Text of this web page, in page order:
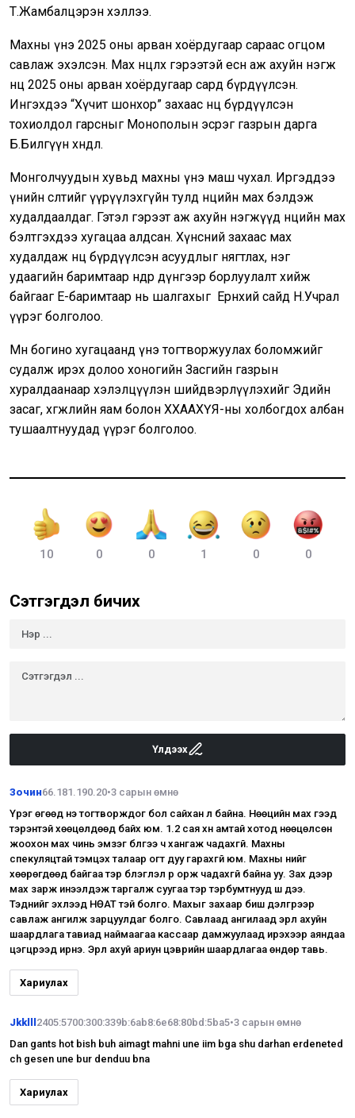
Т.Жамбалцэрэн хэллээ.
Махны үнэ 2025 оны арван хоёрдугаар сараас огцом
савлаж эхэлсэн. Мах нөөцлөх гэрээтэй есөн аж ахуйн нэгж
нөөцөө 2025 оны арван хоёрдугаар сард бүрдүүлсэн.
Ингэхдээ “Хүчит шонхор” захаас нөөцөө бүрдүүлсэн
тохиолдол гарсныг Монополын эсрэг газрын дарга
Б.Билгүүн хөндлөө.
Монголчуудын хувьд махны үнэ маш чухал. Иргэддээ
үнийн өсөлтийг үүрүүлэхгүйн тулд нөөцийн мах бэлдэж
худалдаалдаг. Гэтэл гэрээт аж ахуйн нэгжүүд нөөцийн мах
бэлтгэхдээ хугацаа алдсан. Хүнсний захаас мах
худалдаж нөөц бүрдүүлсэн асуудлыг нягтлах, нэг
удаагийн баримтаар өндөр дүнгээр борлуулалт хийж
байгааг Е-баримтаар нь шалгахыг Ерөнхий сайд Н.Учрал
үүрэг болголоо.
Мөн богино хугацаанд үнэ тогтворжуулах боломжийг
судалж ирэх долоо хоногийн Засгийн газрын
хуралдаанаар хэлэлцүүлэн шийдвэрлүүлэхийг Эдийн
засаг, хөгжлийн яам болон ХХААХҮЯ-ны холбогдох албан
тушаалтнуудад үүрэг болголоо.
10 0 0 1 0 0
Сэтгэгдэл бичих
Үлдээх
Зочин66.181.190.20•3 сарын өмнө
Үүрэг өгөөд үнэ тогтворждог бол сайхан л байна. Нөөцийн мах гээд
тэрэнтэй хөөцөлдөөд байх юм. 1.2 сая хүн амтай хотод нөөцөлсөн
жоохон мах чинь эмзэг бүлгээ ч хангаж чадахгүй. Махны
спекуляцтай тэмцэх талаар огт дуу гарахгүй юм. Махны үнийг
хөөрөгдөөд байгаа тэр бүлэглэл рүү орж чадахгүй байна уу. Зах дээр
мах зарж инээлдэж таргалж суугаа тэр тэрбумтнууд ш дээ.
Тэднийг эхлээд НӨАТ тэй болго. Махыг захаар биш дэлгүүрээр
савлаж ангилж зарцуулдаг болго. Савлаад ангилаад эрүүл ахуйн
шаардлага тавиад наймаагаа кассаар дамжуулаад ирэхээр аяндаа
цэгцрээд ирнэ. Эрүүл ахуй ариун цэврийн шаардлагаа өндөр тавь.
Хариулах
Jkklll 2405:5700:300:339b:6ab8:6e68:80bd:5ba5•3 сарын өмнө
Dan gants hot bish buh aimagt mahni une iim bga shu darhan erdeneted
ch gesen une bur denduu bna
Хариулах